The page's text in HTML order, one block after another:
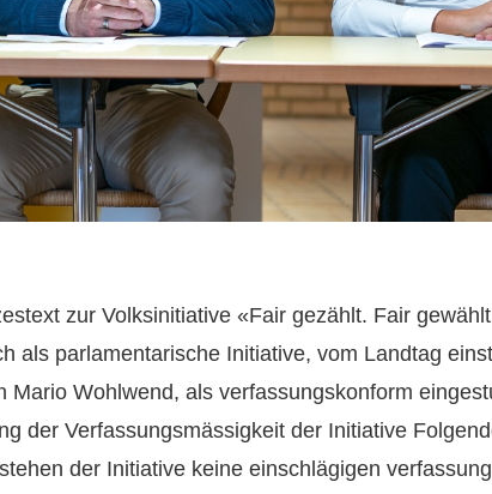
zur Volksinitiative «Fair gezählt. Fair
als parlamentarische Initiative, vom Landtag
Mario Wohlwend, als verfassungskonform
der Verfassungsmässigkeit der Initiative
der Initiative keine einschlägigen